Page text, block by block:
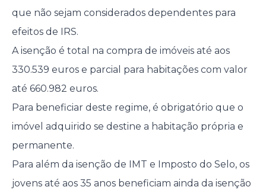
que não sejam considerados dependentes para
efeitos de IRS.
A isenção é total na compra de imóveis até aos
330.539 euros e parcial para habitações com valor
até 660.982 euros.
Para beneficiar deste regime, é obrigatório que o
imóvel adquirido se destine a habitação própria e
permanente.
Para além da isenção de IMT e Imposto do Selo, os
jovens até aos 35 anos beneficiam ainda da isenção